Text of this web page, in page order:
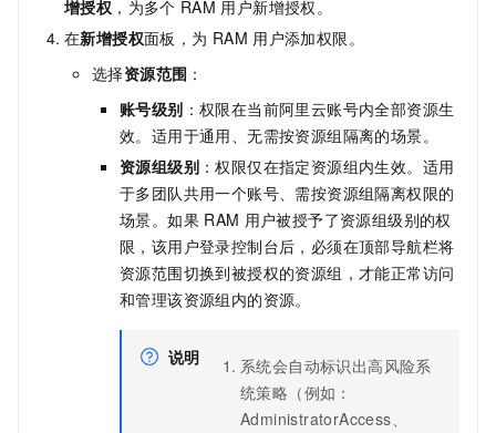
增授权 ，为多个 RAM 用户新增授权。
在新增授权面板，为 RAM 用户添加权限。
选择资源范围 ：
账号级别 ：权限在当前阿里云账号内全部资源生
效。适用于通用、无需按资源组隔离的场景。
资源组级别 ：权限仅在指定资源组内生效。适用
于多团队共用一个账号、需按资源组隔离权限的
场景。如果 RAM 用户被授予了资源组级别的权
限，该用户登录控制台后，必须在顶部导航栏将
资源范围切换到被授权的资源组，才能正常访问
和管理该资源组内的资源。
说明
系统会自动标识出高风险系
统策略（例如：
AdministratorAccess、